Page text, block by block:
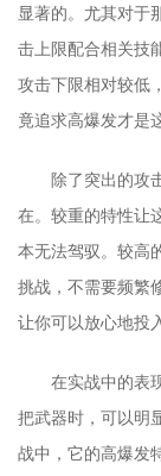
显著的。尤其对于
击上限配合相关技
攻击下限相对较低
竟追求高爆发才是
除了突出的攻
在。较重的特性让
本无法驾驭。较高
挑战，不需要频繁
让你可以放心地投
在实战中的表
把武器时，可以明
战中，它的高爆发